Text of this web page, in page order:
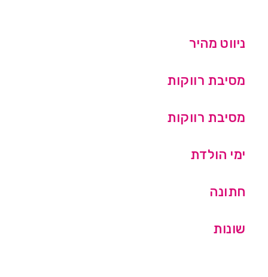
ניווט מהיר
מסיבת רווקות
מסיבת רווקות
ימי הולדת
חתונה
שונות